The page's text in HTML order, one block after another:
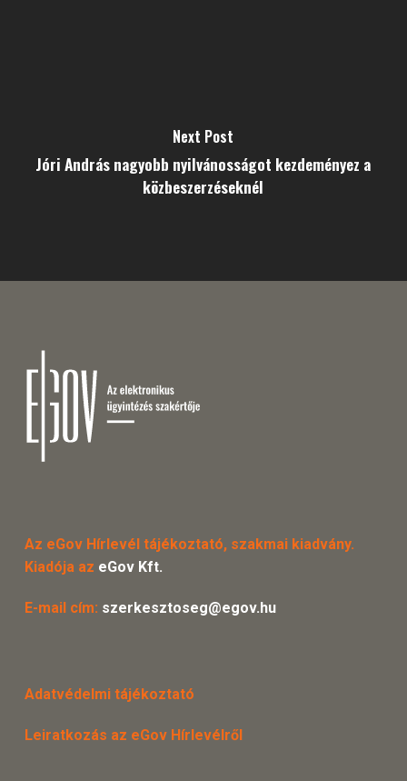
Next Post
Jóri András nagyobb nyilvánosságot kezdeményez a
közbeszerzéseknél
Az eGov Hírlevél tájékoztató, szakmai kiadvány.
Kiadója az eGov Kft.
E-mail cím: szerkesztoseg@egov.hu
Adatvédelmi tájékoztató
Leiratkozás az eGov Hírlevélről